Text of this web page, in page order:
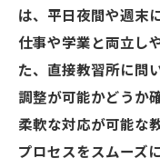
は、平日夜間や週末
仕事や学業と両立し
た、直接教習所に問
調整が可能かどうか
柔軟な対応が可能な
プロセスをスムーズ